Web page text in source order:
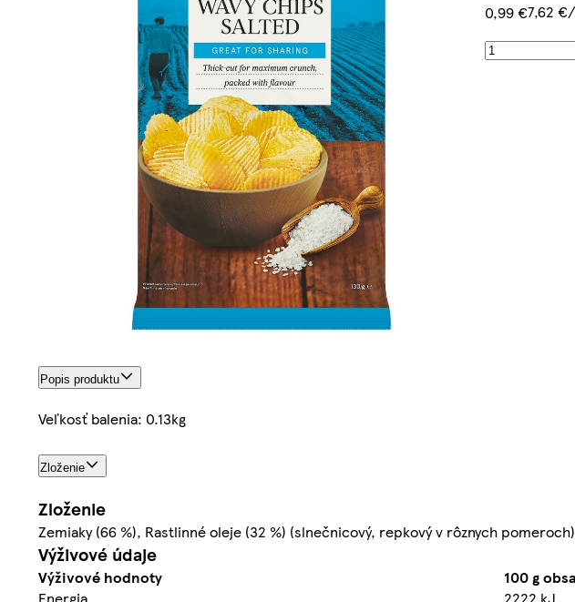
0,99 €7,62
Popis produktu
Veľkosť balenia: 0.13kg
Zloženie
Zloženie
Zemiaky (66 %), Rastlinné oleje (32 %) (slnečnicový, repkový v rôznych
Výživové údaje
Výživové hodnoty
100 g